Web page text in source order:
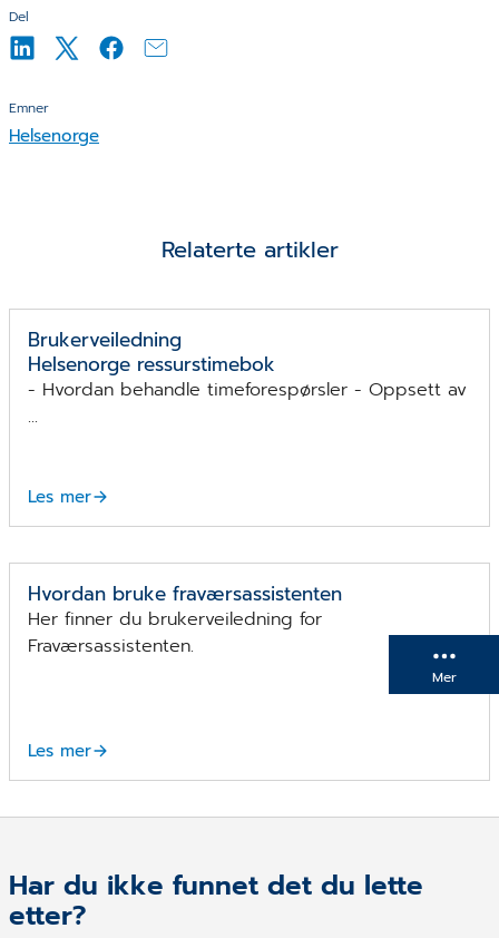
Mer
Del
Emner
Helsenorge
Relaterte artikler
Brukerveiledning
Helsenorge ressurstimebok
- Hvordan behandle timeforespørsler - Oppsett av
...
Les mer
Hvordan bruke fraværsassistenten
Her finner du brukerveiledning for
Fraværsassistenten.
Les mer
Har du ikke funnet det du lette
etter?